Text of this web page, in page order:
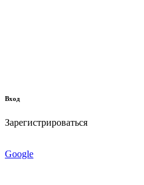
Вход
Зарегистрироваться
Google